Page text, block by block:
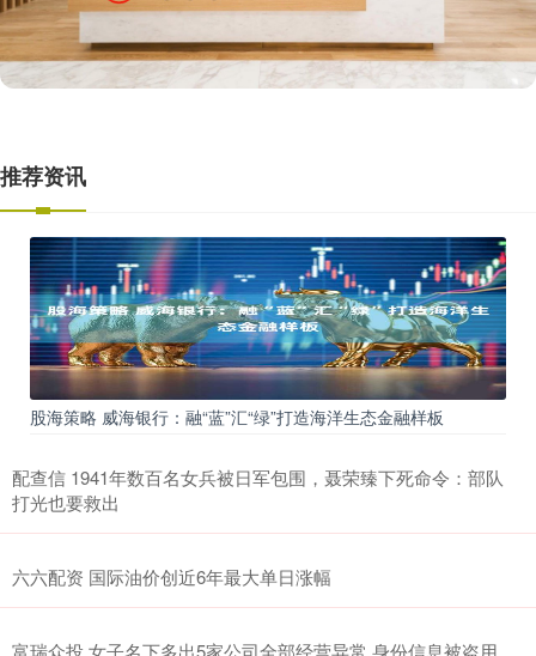
推荐资讯
股海策略 威海银行：融“蓝”汇“绿”打造海洋生态金融样板
配查信 1941年数百名女兵被日军包围，聂荣臻下死命令：部队
打光也要救出
六六配资 国际油价创近6年最大单日涨幅
富瑞众投 女子名下多出5家公司全部经营异常 身份信息被盗用